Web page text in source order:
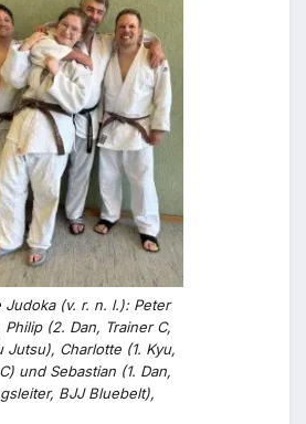
Judoka (v. r. n. l.): Peter
Philip (2. Dan, Trainer C,
Jutsu), Charlotte (1. Kyu,
und Sebastian (1. Dan,
BJJ Bluebelt),